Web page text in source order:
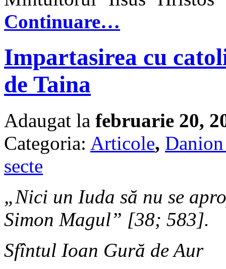
Continuare…
Impartasirea cu
de Taina
Adaugat la februarie 20,
Categoria: Articole,
secte
„Nici un Iuda să nu se
Simon Magul” [38; 583].
Sfîntul Ioan Gură de Aur